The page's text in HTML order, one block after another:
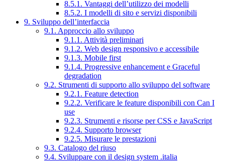
8.5.1. Vantaggi dell’utilizzo dei modelli
8.5.2. I modelli di sito e servizi disponibili
9. Sviluppo dell’interfaccia
9.1. Approccio allo sviluppo
9.1.1. Attività preliminari
9.1.2. Web design responsivo e accessibile
9.1.3. Mobile first
9.1.4. Progressive enhancement e Graceful
degradation
9.2. Strumenti di supporto allo sviluppo del software
9.2.1. Feature detection
9.2.2. Verificare le feature disponibili con Can I
use
9.2.3. Strumenti e risorse per CSS e JavaScript
9.2.4. Supporto browser
9.2.5. Misurare le prestazioni
9.3. Catalogo del riuso
9.4. Sviluppare con il design system .italia